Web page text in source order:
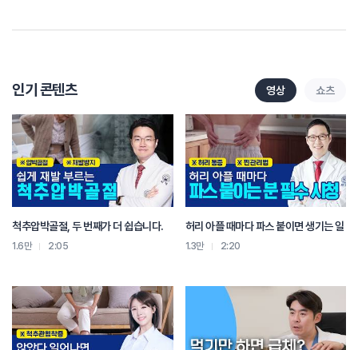
해당 운동을 멈추셔야 합니다.
찌릿하거나 당기는 통증이 있을 때
두 번째 다리 쪽으로 퍼지는 저림이나 힘 빠지는 증상이 있을 때
세 번째 특정 동작을 할 때에만 통증이 심해지는 경우
그리고 네 번째 운동을 하고 나서 휴식을 취했는데도
통증이 감소하지 않고 계속 남아 있는 경우
이런 경우들은 단순한 근육통이 아니라
척추 질환에 신호일 수 있으니까
운동을 멈춰 주세요.
반면에 급성기를 지난 요통이나 만성 요통의 경우에는
필라테스 운동을 해 볼 수가 있겠는데요.
예를 들어 복부나 둔부로 가야 할 자극이
허리로 갔을 때 부상으로 이어질 수가 있고요.
요추추간판탈출증 환자의 경우에는
인기 콘텐츠 영상 쇼츠
척추압박골절, 두 번째가 더 쉽습니다.
1.6만 2:05
허리 아플 때마다 파스 붙이면 생기는 일
1.3만 2:20